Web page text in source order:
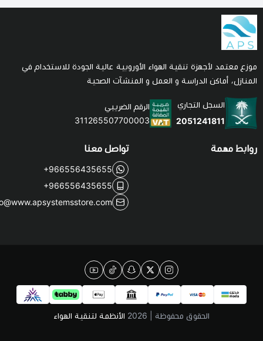
معتمد لأجهزة تنقية الهواء الأوروبية عالية الجودة للاستخدام في
أماكن الدراسة و العمل و المنشآت الصحية
السجل التجاري
2051241811
الرقم الضريبي
311265507700003
مهمة تواصل معنا
+966556435655
+966556435655
info@www.apsystemsstore.com
الحقوق محفوظة | 2026 الأنظمة لتنقية الهواء